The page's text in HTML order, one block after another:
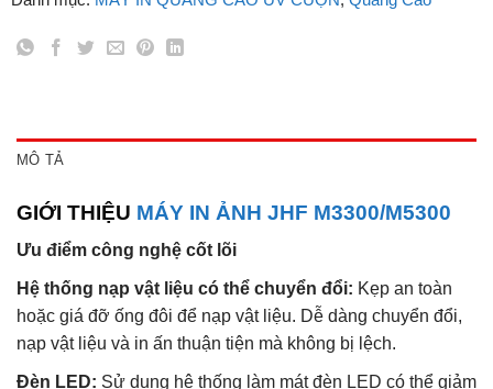
MÔ TẢ
GIỚI THIỆU MÁY IN ẢNH JHF M3300/M5300
Ưu điểm công nghệ cốt lõi
Hệ thống nạp vật liệu có thể chuyển đổi: Kẹp an toàn
hoặc giá đỡ ống đôi để nạp vật liệu. Dễ dàng chuyển đổi,
nạp vật liệu và in ấn thuận tiện mà không bị lệch.
Đèn LED: Sử dụng hệ thống làm mát đèn LED có thể giảm